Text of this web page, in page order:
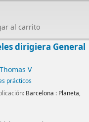
al carrito
dirigiera General
V
prácticos
Barcelona : Planeta,